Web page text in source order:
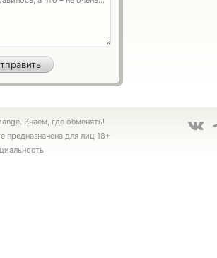
Знаем, где обменять!
предназначена для лиц 18+